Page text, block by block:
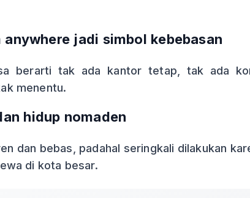
jadi simbol kebebasan
berarti tak ada kantor tetap, tak ada
menentu.
hidup nomaden
dan bebas, padahal seringkali dilakukan
di kota besar.